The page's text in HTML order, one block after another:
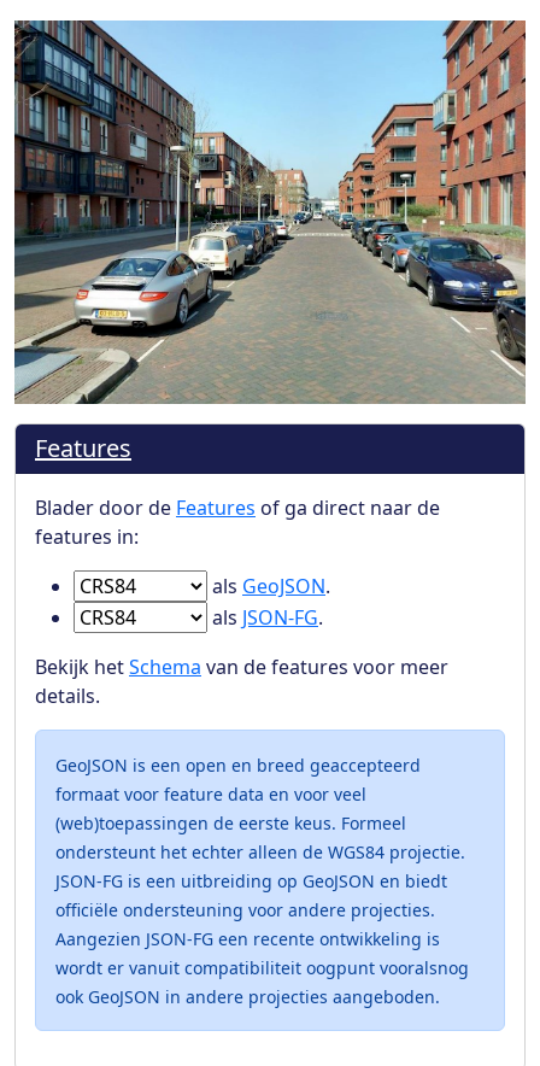
Features
Blader door de Features of ga direct naar de
features in:
Ga naar Features in
als GeoJSON.
Ga naar Features in
als JSON-FG.
Bekijk hetSchema van de features voor meer
details.
GeoJSON is een open en breed geaccepteerd
formaat voor feature data en voor veel
(web)toepassingen de eerste keus. Formeel
ondersteunt het echter alleen de WGS84 projectie.
JSON-FG is een uitbreiding op GeoJSON en biedt
officiële ondersteuning voor andere projecties.
Aangezien JSON-FG een recente ontwikkeling is
wordt er vanuit compatibiliteit oogpunt vooralsnog
ook GeoJSON in andere projecties aangeboden.